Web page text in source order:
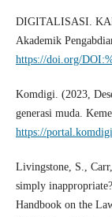
DIGITALISASI.
Akademik
https://doi.org/
Komdigi. (2023,
generasi muda.
https://
Livingstone, S.,
simply
Handbook on the